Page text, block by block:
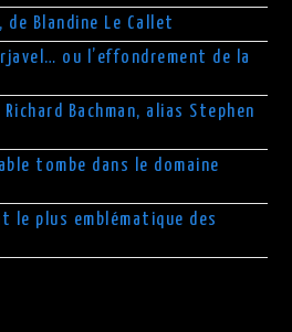
de Blandine Le Callet
ou l’effondrement de la
Bachman, alias Stephen
tombe dans le domaine
le plus emblématique des